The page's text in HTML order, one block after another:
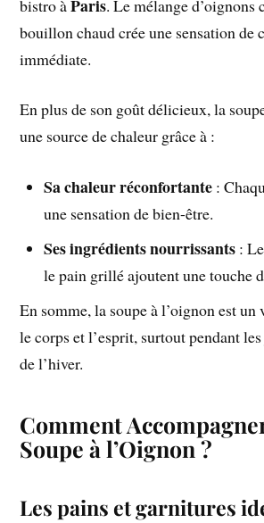
bistro àParis. Le mélange d’oignons
bouillon chaud crée une sensation de
immédiate.
En plus de son goût délicieux, la
une source de chaleur grâce à :
Sa chaleur réconfortante :
une sensation de bien-être.
Ses ingrédients nourrissants :
le pain grillé ajoutent une touche
En somme, la soupe à l’oignon est
le corps et l’esprit, surtout pendant
de l’hiver.
Comment
Soupe à l’Oignon ?
Les pains et garnitures